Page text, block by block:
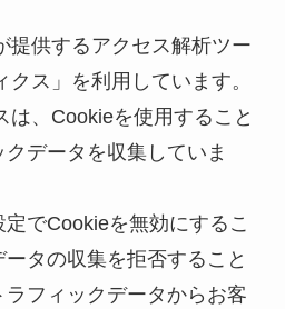
提供するアクセス解析ツー
ス」を利用しています。
は、Cookieを使用すること
データを収集していま
でCookieを無効にするこ
タの収集を拒否すること
フィックデータからお客